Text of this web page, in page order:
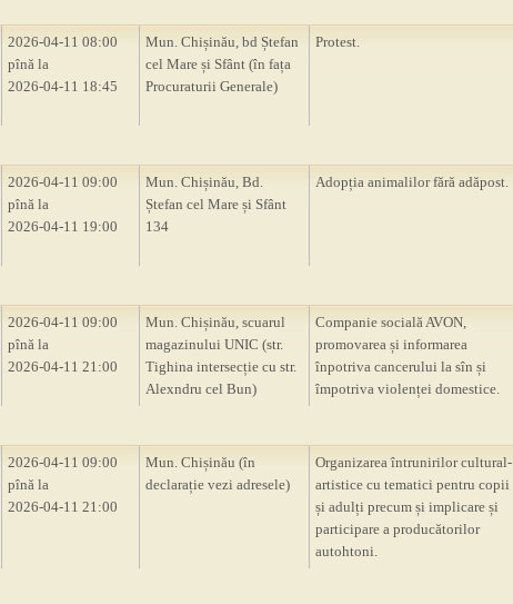
2026-04-11 08:00
pînă la
2026-04-11 18:45
Mun. Chișinău, bd Ștefan
cel Mare și Sfânt (în fața
Procuraturii Generale)
Protest.
2026-04-11 09:00
pînă la
2026-04-11 19:00
Mun. Chișinău, Bd.
Ștefan cel Mare și Sfânt
134
Adopția animalilor fără adăpost.
2026-04-11 09:00
pînă la
2026-04-11 21:00
Mun. Chișinău, scuarul
magazinului UNIC (str.
Tighina intersecție cu str.
Alexndru cel Bun)
Companie socială AVON,
promovarea și informarea
înpotriva cancerului la sîn și
împotriva violenței domestice.
2026-04-11 09:00
pînă la
2026-04-11 21:00
Mun. Chișinău (în
declarație vezi adresele)
Organizarea întrunirilor cultural-
artistice cu tematici pentru copii
și adulți precum și implicare și
participare a producătorilor
autohtoni.